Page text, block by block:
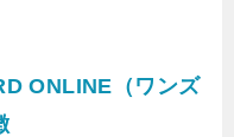
ONLINE（ワンズ